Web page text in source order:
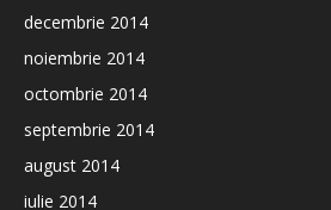
decembrie 2014
noiembrie 2014
octombrie 2014
septembrie 2014
august 2014
iulie 2014